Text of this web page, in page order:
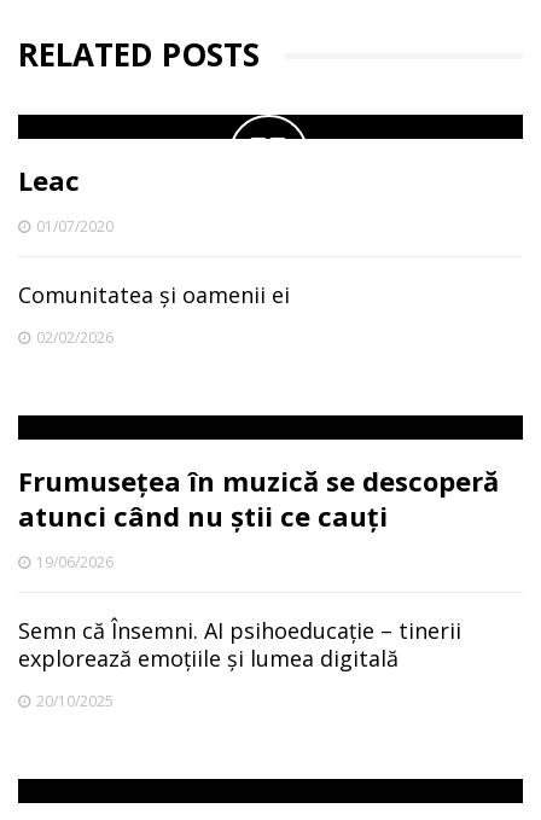
RELATED POSTS
Leac
01/07/2020
Comunitatea și oamenii ei
02/02/2026
Frumusețea în muzică se descoperă
atunci când nu știi ce cauți
19/06/2026
Semn că Însemni. AI psihoeducație – tinerii
explorează emoțiile și lumea digitală
20/10/2025